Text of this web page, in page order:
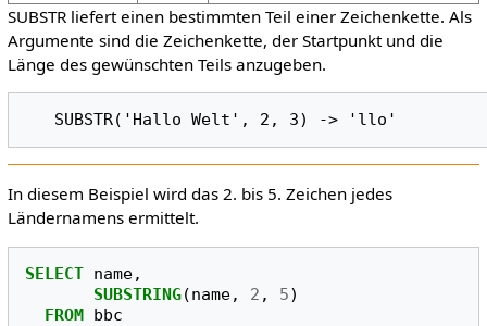
SUBSTR liefert einen bestimmten Teil einer Zeichenkette. Als
Argumente sind die Zeichenkette, der Startpunkt und die
Länge des gewünschten Teils anzugeben.
In diesem Beispiel wird das 2. bis 5. Zeichen jedes
Ländernamens ermittelt.
SELECT name,
SUBSTRING(name, 2 , 5)
FROM bbc